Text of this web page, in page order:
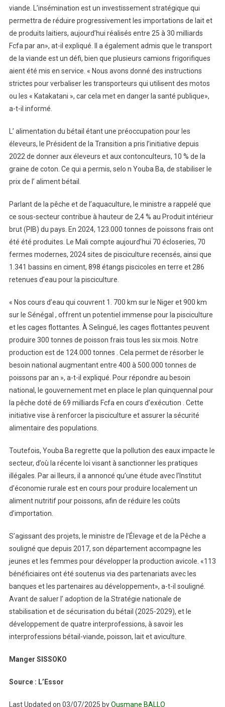
viande. L’insémination est un investissement stratégique qui
permettra de réduire progressivement les importations de lait et
de produits laitiers, aujourd’hui réalisés entre 25 à 30 milliards
Fcfa par an», at-il expliqué. Il a également admis que le transport
de la viande est un défi, bien que plusieurs camions frigorifiques
aient été mis en service. « Nous avons donné des instructions
strictes pour verbaliser les transporteurs qui utilisent des motos
ou les « Katakatani », car cela met en danger la santé publique»,
a-t-il informé.
L’ alimentation du bétail étant une préoccupation pour les
éleveurs, le Président de la Transition a pris l’initiative depuis
2022 de donner aux éleveurs et aux contonculteurs, 10 % de la
graine de coton. Ce qui a permis, selo n Youba Ba, de stabiliser le
prix de l’ aliment bétail.
Parlant de la pêche et de l’aquaculture, le ministre a rappelé que
ce sous-secteur contribue à hauteur de 2,4 % au Produit intérieur
brut (PIB) du pays. En 2024, 123.000 tonnes de poissons frais ont
été été produites. Le Mali compte aujourd’hui 70 écloseries, 70
fermes modernes, 2024 sites de pisciculture recensés, ainsi que
1.341 bassins en ciment, 898 étangs piscicoles en terre et 286
retenues d’eau pour la pisciculture.
« Nos cours d’eau qui couvrent 1. 700 km sur le Niger et 900 km
sur le Sénégal , offrent un potentiel immense pour la pisciculture
et les cages flottantes. À Selingué, les cages flottantes peuvent
produire 300 tonnes de poisson frais tous les six mois. Notre
production est de 124.000 tonnes . Cela permet de résorber le
besoin national augmentant entre 400 à 500.000 tonnes de
poissons par an », a-t-il expliqué. Pour répondre au besoin
national, le gouvernement met en place le plan quinquennal pour
la pêche doté de 69 milliards Fcfa en cours d’exécution . Cette
initiative vise à renforcer la pisciculture et assurer la sécurité
alimentaire des populations.
Toutefois, Youba Ba regrette que la pollution des eaux impacte le
secteur, d’où la récente loi visant à sanctionner les pratiques
illégales. Par ai lleurs, il a annoncé qu’une étude avec l’Institut
d’économie rurale est en cours pour produire localement un
aliment nutritif pour poissons, afin de réduire les coûts
d’importation.
S’agissant des projets, le ministre de l’Élevage et de la Pêche a
souligné que depuis 2017, son département accompagne les
jeunes et les femmes pour développer la production avicole. «113
bénéficiaires ont été soutenus via des partenariats avec les
banques et les partenaires au développement», a-t-il souligné.
Avant de saluer l’ adoption de la Stratégie nationale de
stabilisation et de sécurisation du bétail (2025-2029), et le
développement de quatre interprofessions, à savoir les
interprofessions bétail-viande, poisson, lait et aviculture.
Manger SISSOKO
Source : L’Essor
Last Updated on 03/07/2025 byOusmane BALLO